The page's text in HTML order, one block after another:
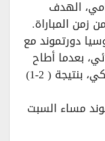
الهدف
دورتموند مع
بعدما أطاح
الأخير منافسه مونتيري المكسيكي، بنتيجة ( 2-1)
مساء السبت